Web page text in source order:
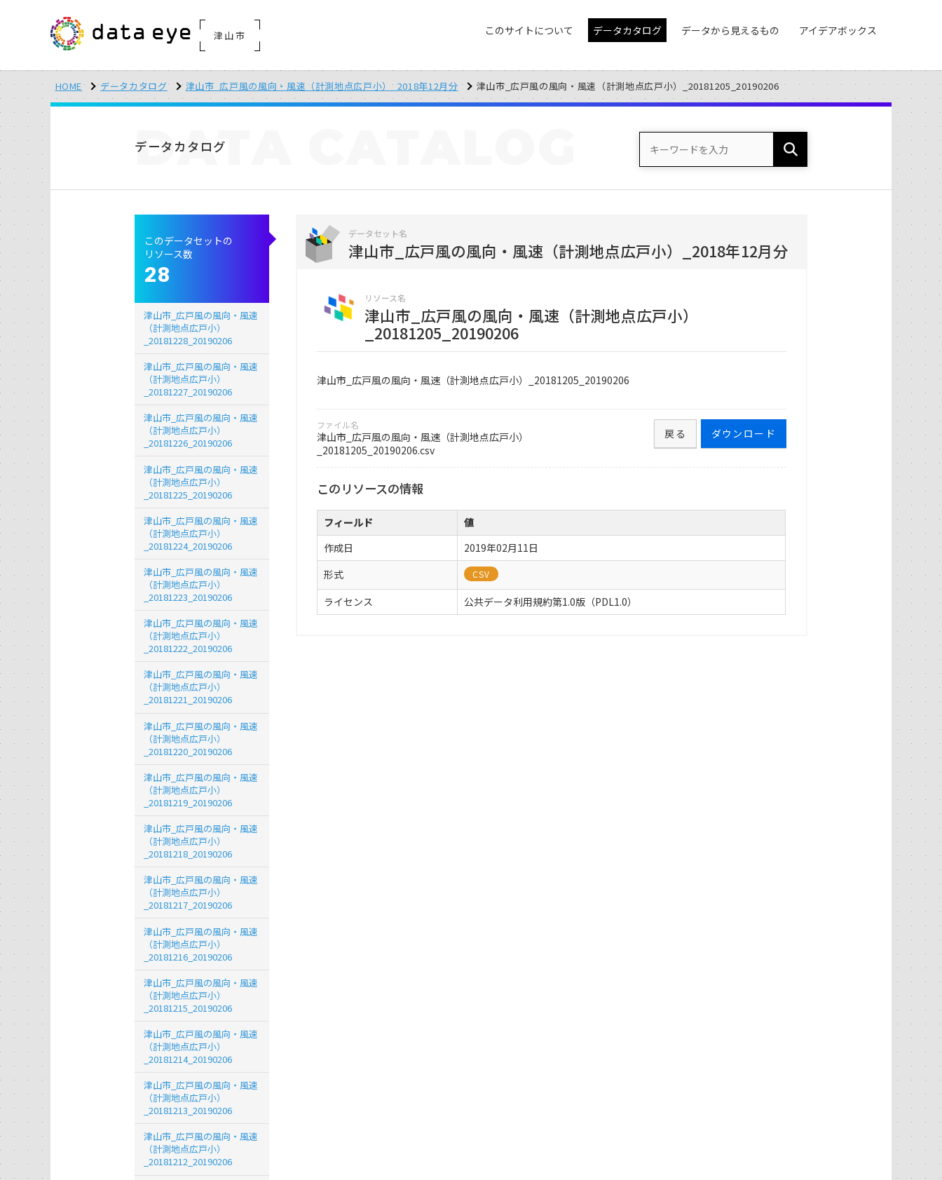
津山市 このサイトについて データカタログ データから見えるもの アイデアボックス
HOME データカタログ 津山市_広戸風の風向・風速（計測地点広戸小）_2018年12月分 津山市_広戸風の風向・風速（計測地点広戸小）_20181205_20190206
データカタログ
DATA
データセット名
津山市_広戸風の風向・風速（計測地点広戸小）_2018年12月分
リソース名
津山市_広戸風の風向・風速（計測地点広戸小）
_20181205_20190206
津山市_広戸風の風向・風速（計測地点広戸小）_20181205_20190206
ファイル名
津山市_広戸風の風向・風速（計測地点広戸小）
_20181205_20190206.csv
ダウンロード
戻る
このリソースの情報
フィールド
値
作成日
2019年02月11日
形式
CSV
ライセンス 公共データ利用規約第1.0版（PDL1.0）
このデータセットの
リソース数
28
津山市_広戸風の風向・風速
（計測地点広戸小）
_20181228_20190206
津山市_広戸風の風向・風速
（計測地点広戸小）
_20181227_20190206
津山市_広戸風の風向・風速
（計測地点広戸小）
_20181226_20190206
津山市_広戸風の風向・風速
（計測地点広戸小）
_20181225_20190206
津山市_広戸風の風向・風速
（計測地点広戸小）
_20181224_20190206
津山市_広戸風の風向・風速
（計測地点広戸小）
_20181223_20190206
津山市_広戸風の風向・風速
（計測地点広戸小）
_20181222_20190206
津山市_広戸風の風向・風速
（計測地点広戸小）
_20181221_20190206
津山市_広戸風の風向・風速
（計測地点広戸小）
_20181220_20190206
津山市_広戸風の風向・風速
（計測地点広戸小）
_20181219_20190206
津山市_広戸風の風向・風速
（計測地点広戸小）
_20181218_20190206
津山市_広戸風の風向・風速
（計測地点広戸小）
_20181217_20190206
津山市_広戸風の風向・風速
（計測地点広戸小）
_20181216_20190206
津山市_広戸風の風向・風速
（計測地点広戸小）
_20181215_20190206
津山市_広戸風の風向・風速
（計測地点広戸小）
_20181214_20190206
津山市_広戸風の風向・風速
（計測地点広戸小）
_20181213_20190206
津山市_広戸風の風向・風速
（計測地点広戸小）
_20181212_20190206